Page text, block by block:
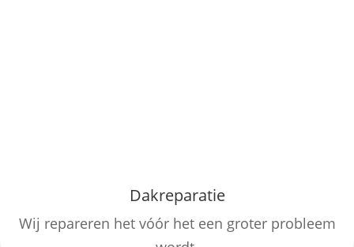
Dakreparatie
Wij repareren het vóór het een groter probleem